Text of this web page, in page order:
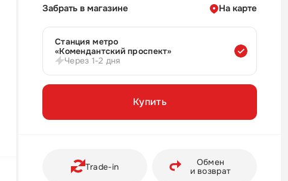
Забрать в магазине На карте
Станция метро
«Комендантский проспект»
Через 1-2 дня
Купить
Trade-in
Обмен
и возврат